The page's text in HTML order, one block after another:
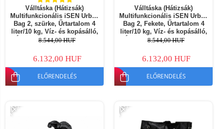
Válltáska (Hátizsák)
Multifunkcionális iSEN Urban
Bag 2, szürke, Űrtartalom 4
liter/10 kg, Víz- és kopásálló,
Állítható csat, Elülső zseb
8.544,00 HUF
6.132,00 HUF
ELŐRENDELÉS
Válltáska (Hátizsák)
Multifunkcionális iSEN Urban
Bag 2, Fekete, Űrtartalom 4
liter/10 kg, Víz- és kopásálló,
Állítható csat, Elülső zseb
8.544,00 HUF
6.132,00 HUF
ELŐRENDELÉS
-14% -74%